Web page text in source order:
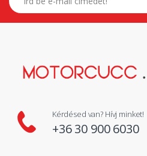
Kérdésed van? Hívj minket!
+36 30 900 6030